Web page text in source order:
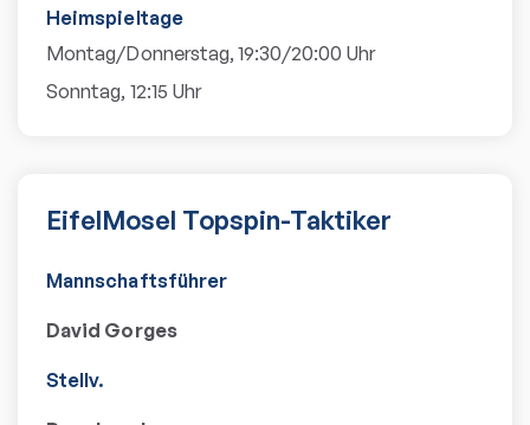
Heimspieltage
Montag/Donnerstag, 19:30/20:00 Uhr
Sonntag, 12:15 Uhr
EifelMosel Topspin-Taktiker
Mannschaftsführer
David Gorges
Stellv.